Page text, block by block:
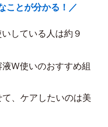
ことが分かる！／
している人は約９
W使いのおすすめ組
、ケアしたいのは美